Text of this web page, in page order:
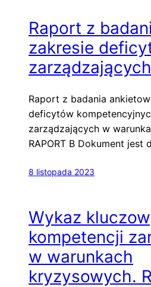
Raport z
zakresie
Raport z badania
deficytów
zarządzających w
RAPORT B Dokument jest
8 listopada 2023
Wykaz
kompetencji
w warunkach
kryzysowych.